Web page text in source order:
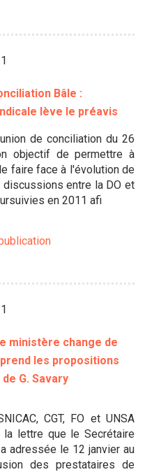
Bâle :
lève le préavis
de conciliation du 26
objectif de permettre à
faire face à l'évolution de
entre la DO et
en 2011 afi
ministère change de
les propositions
de G. Savary
CGT, FO et UNSA
la lettre que le Secrétaire
a adressée le 12 janvier au
des prestataires de